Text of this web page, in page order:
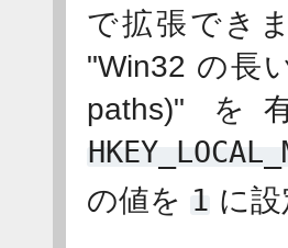
で拡張でき
"Win32 の長
paths)"
の値を 1 に